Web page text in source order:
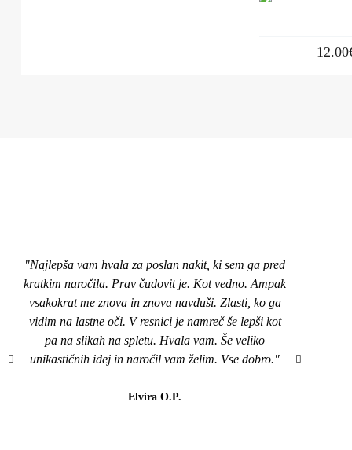
12.00
"Najlepša vam hvala za poslan nakit, ki sem ga pred
kratkim naročila. Prav čudovit je. Kot vedno. Ampak
vsakokrat me znova in znova navduši. Zlasti, ko ga
vidim na lastne oči. V resnici je namreč še lepši kot
pa na slikah na spletu. Hvala vam. Še veliko
unikastičnih idej in naročil vam želim. Vse dobro."
Elvira O.P.